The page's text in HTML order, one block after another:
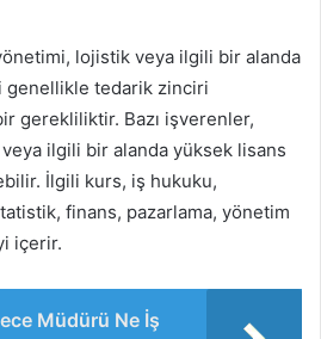
lojistik veya ilgili bir alanda
genellikle tedarik zinciri
gerekliliktir. Bazı işverenler,
ilgili bir alanda yüksek lisans
İlgili kurs, iş hukuku,
finans, pazarlama, yönetim
içerir.
Müdürü Ne İş